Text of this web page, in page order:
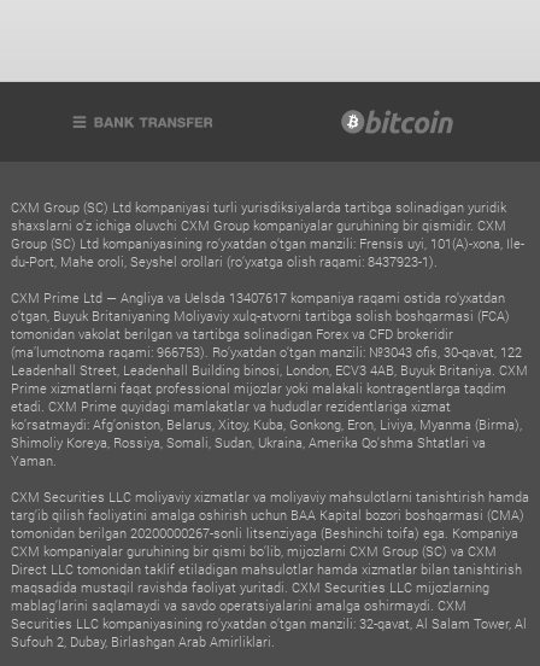
CXM Group (SC) Ltd kompaniyasi turli yurisdiksiyalarda tartibga solinadigan yuridik
shaxslarni o‘z ichiga oluvchi CXM Group kompaniyalar guruhining bir qismidir. CXM
Group (SC) Ltd kompaniyasining ro‘yxatdan o‘tgan manzili: Frensis uyi, 101(A)-xona, Ile-
du-Port, Mahe oroli, Seyshel orollari (ro‘yxatga olish raqami: 8437923-1).
CXM Prime Ltd — Angliya va Uelsda 13407617 kompaniya raqami ostida ro‘yxatdan
o‘tgan, Buyuk Britaniyaning Moliyaviy xulq-atvorni tartibga solish boshqarmasi (FCA)
tomonidan vakolat berilgan va tartibga solinadigan Forex va CFD brokeridir
(ma’lumotnoma raqami: 966753). Ro‘yxatdan o‘tgan manzili: №3043 ofis, 30-qavat, 122
Leadenhall Street, Leadenhall Building binosi, London, ECV3 4AB, Buyuk Britaniya. CXM
Prime xizmatlarni faqat professional mijozlar yoki malakali kontragentlarga taqdim
etadi. CXM Prime quyidagi mamlakatlar va hududlar rezidentlariga xizmat
ko‘rsatmaydi: Afg‘oniston, Belarus, Xitoy, Kuba, Gonkong, Eron, Liviya, Myanma (Birma),
Shimoliy Koreya, Rossiya, Somali, Sudan, Ukraina, Amerika Qo‘shma Shtatlari va
Yaman.
CXM Securities LLC moliyaviy xizmatlar va moliyaviy mahsulotlarni tanishtirish hamda
targ‘ib qilish faoliyatini amalga oshirish uchun BAA Kapital bozori boshqarmasi (CMA)
tomonidan berilgan 20200000267-sonli litsenziyaga (Beshinchi toifa) ega. Kompaniya
CXM kompaniyalar guruhining bir qismi bo‘lib, mijozlarni CXM Group (SC) va CXM
Direct LLC tomonidan taklif etiladigan mahsulotlar hamda xizmatlar bilan tanishtirish
maqsadida mustaqil ravishda faoliyat yuritadi. CXM Securities LLC mijozlarning
mablag‘larini saqlamaydi va savdo operatsiyalarini amalga oshirmaydi. CXM
Securities LLC kompaniyasining ro‘yxatdan o‘tgan manzili: 32-qavat, Al Salam Tower, Al
Sufouh 2, Dubay, Birlashgan Arab Amirliklari.